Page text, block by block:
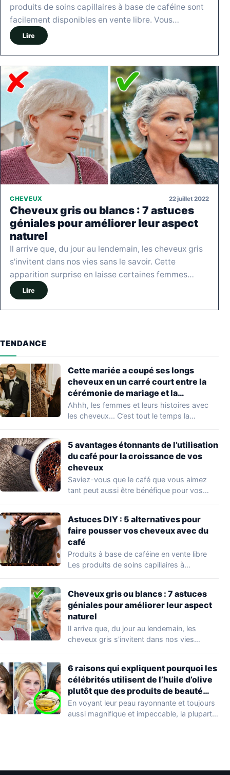
produits de soins capillaires à base de caféine sont
facilement disponibles en vente libre. Vous…
Lire
CHEVEUX 22 juillet 2022
Cheveux gris ou blancs : 7 astuces
géniales pour améliorer leur aspect
naturel
Il arrive que, du jour au lendemain, les cheveux gris
s'invitent dans nos vies sans le savoir. Cette
apparition surprise en laisse certaines femmes…
Lire
TENDANCE
Cette mariée a coupé ses longs
cheveux en un carré court entre la
cérémonie de mariage et la
réception. Le résultat est
époustouflant !
Ahhh, les femmes et leurs histoires avec
les cheveux... C’est tout le temps la…
5 avantages étonnants de l’utilisation
du café pour la croissance de vos
cheveux
Saviez-vous que le café que vous aimez
tant peut aussi être bénéfique pour vos…
Astuces DIY : 5 alternatives pour
faire pousser vos cheveux avec du
café
Produits à base de caféine en vente libre
Les produits de soins capillaires à…
Cheveux gris ou blancs : 7 astuces
géniales pour améliorer leur aspect
naturel
Il arrive que, du jour au lendemain, les
cheveux gris s'invitent dans nos vies…
6 raisons qui expliquent pourquoi les
célébrités utilisent de l’huile d’olive
plutôt que des produits de beauté
coûteux
En voyant leur peau rayonnante et toujours
aussi magnifique et impeccable, la plupart